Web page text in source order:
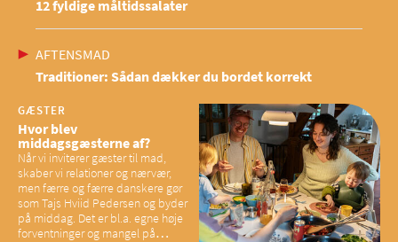
12 fyldige måltidssalater
AFTENSMAD
Traditioner: Sådan dækker du bordet korrekt
GÆSTER
Hvor blev
middagsgæsterne af?
Når vi inviterer gæster til mad,
skaber vi relationer og nærvær,
men færre og færre danskere gør
som Tajs Hviid Pedersen og byder
på middag. Det er bl.a. egne høje
forventninger og mangel på